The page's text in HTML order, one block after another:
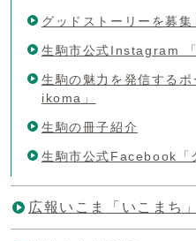
グッドストーリーを募集
生駒市公式Instagram 「
生駒の魅力を発信する
ikoma」
生駒の冊子紹介
生駒市公式Facebook「
広報いこま「いこまち」